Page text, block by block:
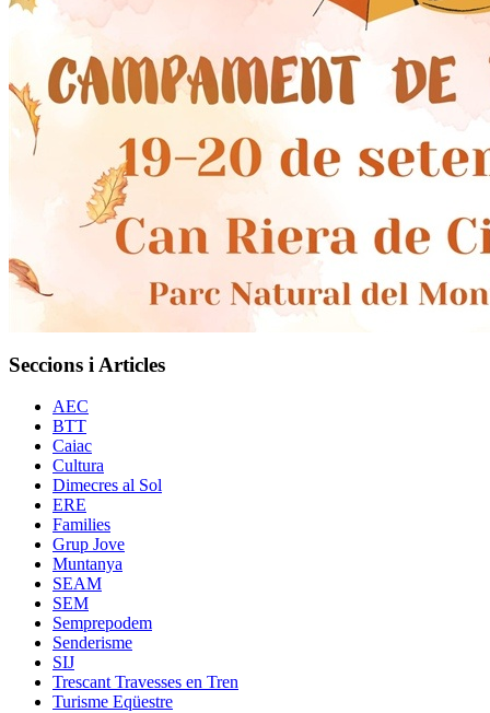
Seccions i Articles
AEC
BTT
Caiac
Cultura
Dimecres al Sol
ERE
Families
Grup Jove
Muntanya
SEAM
SEM
Semprepodem
Senderisme
SIJ
Trescant Travesses en Tren
Turisme Eqüestre